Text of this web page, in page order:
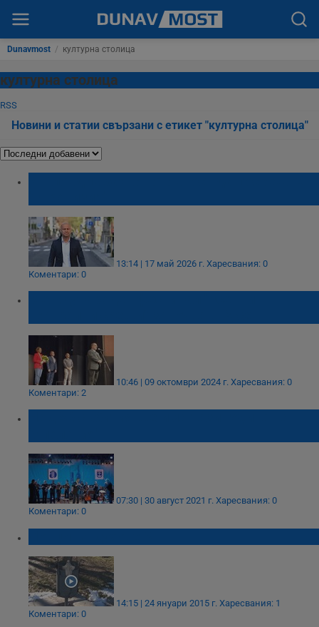
Dunavmost / културна столица
културна столица
RSS
Новини и статии свързани с етикет "културна столица"
13:14 | 17 май 2026 г. Харесвания: 0
Коментари: 0
10:46 | 09 октомври 2024 г. Харесвания: 0
Коментари: 2
07:30 | 30 август 2021 г. Харесвания: 0
Коментари: 0
14:15 | 24 януари 2015 г. Харесвания: 1
Коментари: 0